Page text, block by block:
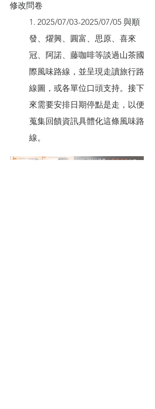
修改問卷
1. 2025/07/03-2025/07/05 與順
發、燿興、圓富、思原、喜來
冠、阿諾、藤咖啡等談過山茶國
際風味路線，並呈現走讀旅行路
線圖，或各單位口頭支持。接下
來需要安排日期停點是走，以便
蒐集回饋資訊具體化這條風味路
線。